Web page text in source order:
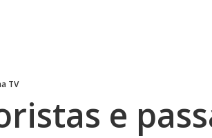
TV
e